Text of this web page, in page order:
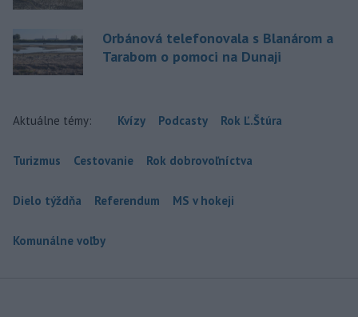
Orbánová telefonovala s Blanárom a
Tarabom o pomoci na Dunaji
Aktuálne témy: Kvízy Podcasty Rok Ľ.Štúra
Turizmus Cestovanie Rok dobrovoľníctva
Dielo týždňa Referendum MS v hokeji
Komunálne voľby